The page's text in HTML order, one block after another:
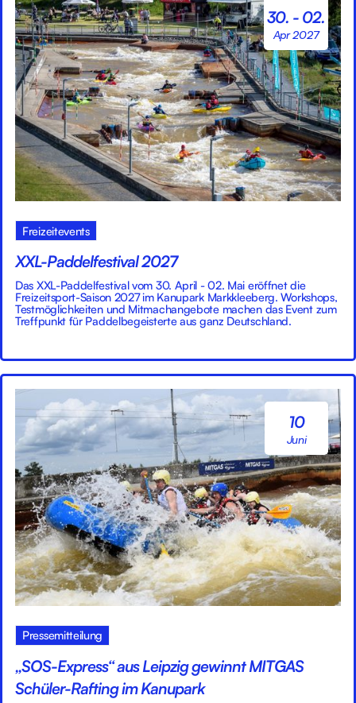
30. - 02.
Apr 2027
Freizeitevents
XXL-Paddelfestival 2027
Das XXL-Paddelfestival vom 30. April - 02. Mai eröffnet die
Freizeitsport-Saison 2027 im Kanupark Markkleeberg. Workshops,
Testmöglichkeiten und Mitmachangebote machen das Event zum
Treffpunkt für Paddelbegeisterte aus ganz Deutschland.
10
Juni
Pressemitteilung
„SOS-Express“ aus Leipzig gewinnt MITGAS
Schüler-Rafting im Kanupark